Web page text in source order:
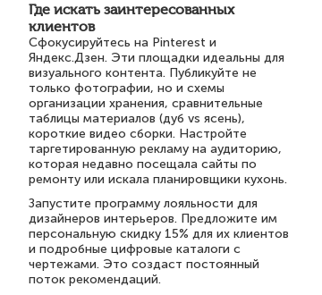
Где искать заинтересованных
клиентов
Сфокусируйтесь на Pinterest и
Яндекс.Дзен. Эти площадки идеальны для
визуального контента. Публикуйте не
только фотографии, но и схемы
организации хранения, сравнительные
таблицы материалов (дуб vs ясень),
короткие видео сборки. Настройте
таргетированную рекламу на аудиторию,
которая недавно посещала сайты по
ремонту или искала планировщики кухонь.
Запустите программу лояльности для
дизайнеров интерьеров. Предложите им
персональную скидку 15% для их клиентов
и подробные цифровые каталоги с
чертежами. Это создаст постоянный
поток рекомендаций.